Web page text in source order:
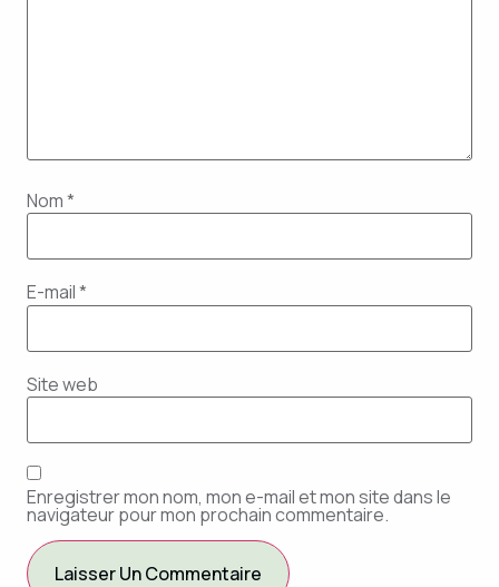
Nom*
E-mail*
Site web
Enregistrer mon nom, mon e-mail et mon site dans le
navigateur pour mon prochain commentaire.